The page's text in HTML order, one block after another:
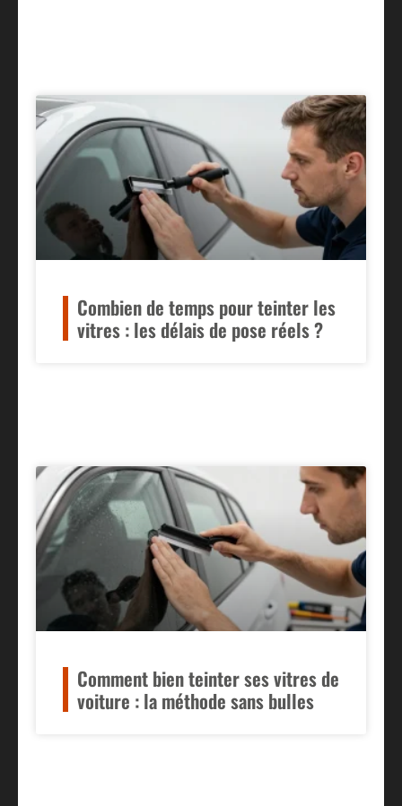
Combien de temps pour teinter les
vitres : les délais de pose réels ?
Comment bien teinter ses vitres de
voiture : la méthode sans bulles